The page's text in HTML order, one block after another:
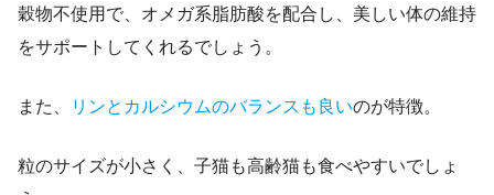
穀物不使用で、オメガ系脂肪酸を配合し、美しい体の維持
をサポートしてくれるでしょう。
また、 リンとカルシウムのバランスも良いのが特徴。
粒のサイズが小さく、子猫も高齢猫も食べやすいでしょ